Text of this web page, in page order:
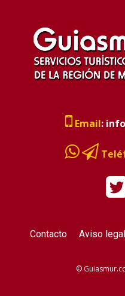
Email:
Contacto Aviso
©